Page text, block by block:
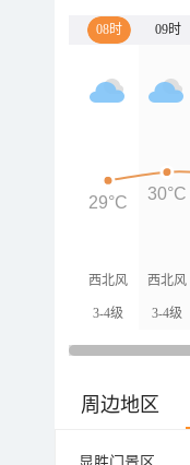
08时 09时
西北风
3-4级
西北风
3-4级
29°C 30°C
周边地区